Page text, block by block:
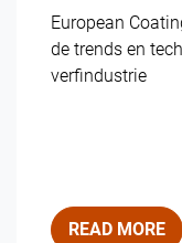
European
de trends en
verfindustrie
READ MORE